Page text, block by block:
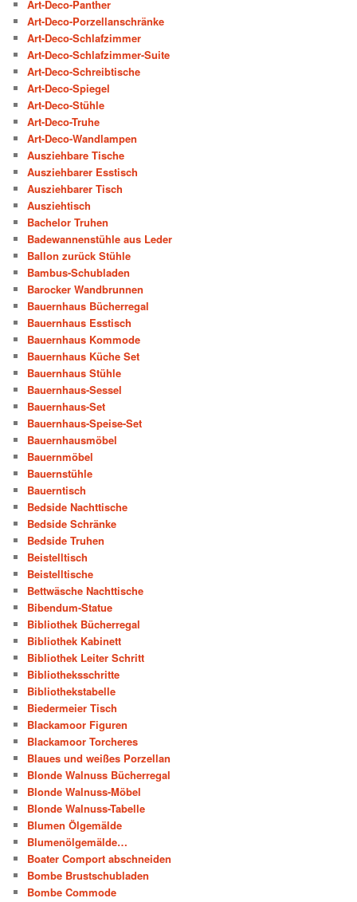
Art-Deco-Panther
Art-Deco-Porzellanschränke
Art-Deco-Schlafzimmer
Art-Deco-Schlafzimmer-Suite
Art-Deco-Schreibtische
Art-Deco-Spiegel
Art-Deco-Stühle
Art-Deco-Truhe
Art-Deco-Wandlampen
Ausziehbare Tische
Ausziehbarer Esstisch
Ausziehbarer Tisch
Ausziehtisch
Bachelor Truhen
Badewannenstühle aus Leder
Ballon zurück Stühle
Bambus-Schubladen
Barocker Wandbrunnen
Bauernhaus Bücherregal
Bauernhaus Esstisch
Bauernhaus Kommode
Bauernhaus Küche Set
Bauernhaus Stühle
Bauernhaus-Sessel
Bauernhaus-Set
Bauernhaus-Speise-Set
Bauernhausmöbel
Bauernmöbel
Bauernstühle
Bauerntisch
Bedside Nachttische
Bedside Schränke
Bedside Truhen
Beistelltisch
Beistelltische
Bettwäsche Nachttische
Bibendum-Statue
Bibliothek Bücherregal
Bibliothek Kabinett
Bibliothek Leiter Schritt
Bibliotheksschritte
Bibliothekstabelle
Biedermeier Tisch
Blackamoor Figuren
Blackamoor Torcheres
Blaues und weißes Porzellan
Blonde Walnuss Bücherregal
Blonde Walnuss-Möbel
Blonde Walnuss-Tabelle
Blumen Ölgemälde
Blumenölgemälde…
Boater Comport abschneiden
Bombe Brustschubladen
Bombe Commode